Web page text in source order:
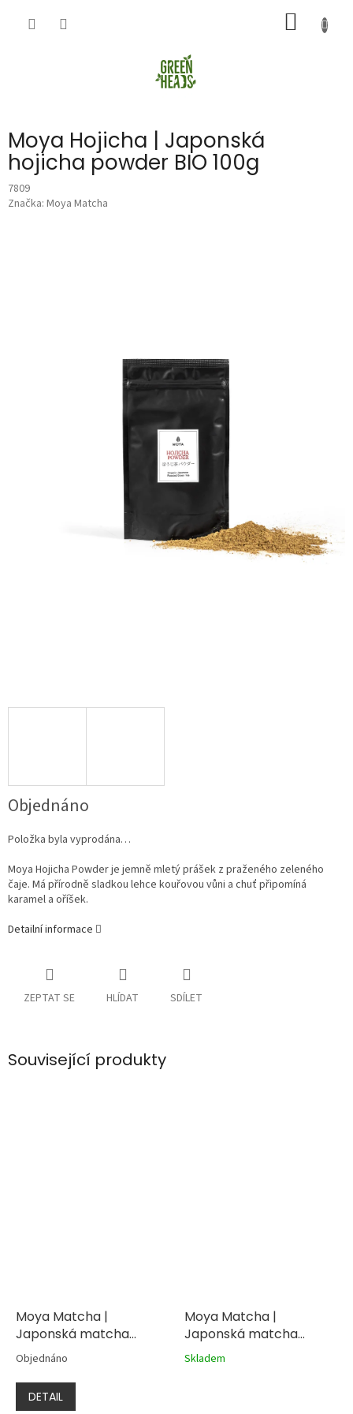
KOŠÍK
Moya Hojicha | Japonská
hojicha powder BIO 100g
7809
Značka: Moya Matcha
Objednáno
Položka byla vyprodána…
Moya Hojicha Powder je jemně mletý prášek z praženého zeleného
čaje. Má přírodně sladkou lehce kouřovou vůni a chuť připomíná
karamel a oříšek.
Detailní informace
ZEPTAT SE HLÍDAT SDÍLET
Související produkty
Moya Matcha |
Japonská matcha
culinary BIO 1000g
Objednáno
DETAIL
Moya Matcha |
Japonská matcha
culinary BIO 250g
Skladem